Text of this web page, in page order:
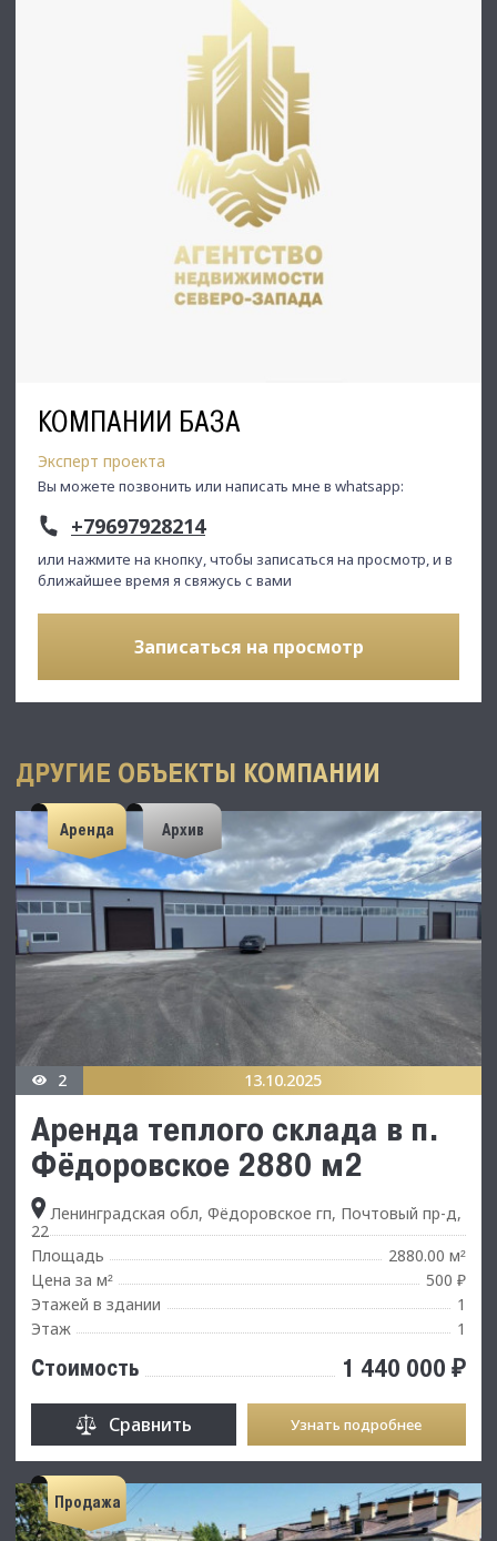
КОМПАНИИ БАЗА
Эксперт проекта
Вы можете позвонить или написать мне в whatsapp:
+79697928214
или нажмите на кнопку, чтобы записаться на просмотр, и в
ближайшее время я свяжусь с вами
Записаться на просмотр
ДРУГИЕ ОБЪЕКТЫ КОМПАНИИ
Аренда Архив
2 13.10.2025
Аренда теплого склада в п.
Фёдоровское 2880 м2
Ленинградская обл, Фёдоровское гп, Почтовый пр-д,
22
Площадь
2880.00 м²
Цена за м²
500 ₽
Этажей в здании
1
Этаж
1
Стоимость 1 440 000 ₽
Сравнить Узнать подробнее
Продажа